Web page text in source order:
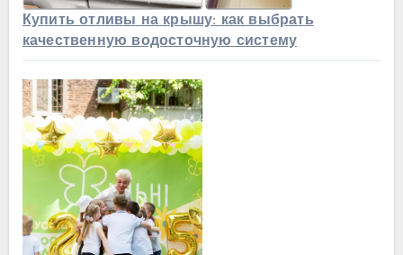
Купить отливы на крышу: как выбрать
качественную водосточную систему